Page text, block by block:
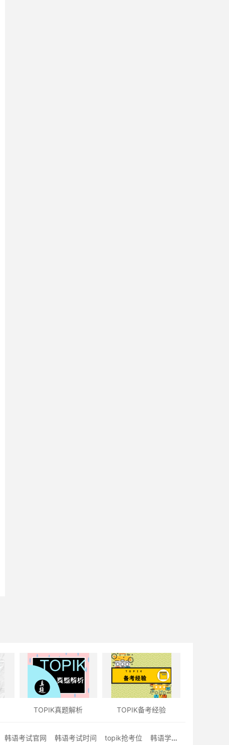
TOPIK真题解析 TOPIK备考经验
韩语考试官网 韩语考试时间 topik抢考位 韩语学习经验文